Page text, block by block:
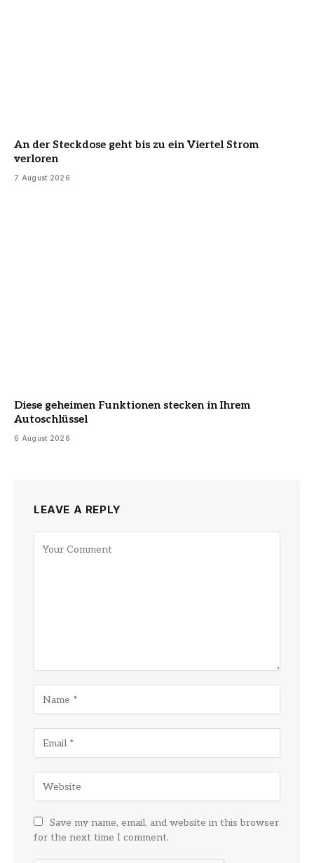
An der Steckdose geht bis zu ein Viertel Strom
verloren
7 August 2026
Diese geheimen Funktionen stecken in Ihrem
Autoschlüssel
6 August 2026
LEAVE A REPLY
Save my name, email, and website in this browser
for the next time I comment.